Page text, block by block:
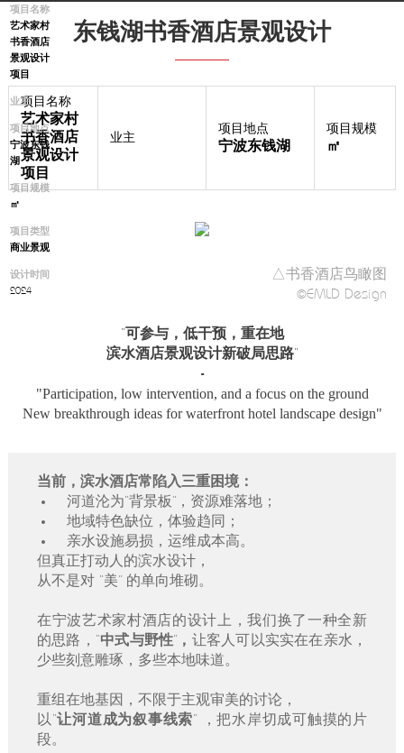
东钱湖书香酒店景观设计
项目名称
艺术家村
书香酒店
景观设计
项目
业主
项目地点
宁波东钱湖
项目规模
㎡
△书香酒店鸟瞰图
©EMLD Design
“可参与，低干预，重在地
滨水酒店景观设计新破局思路”
-
"Participation, low intervention, and a focus on the ground
New breakthrough ideas for waterfront hotel landscape design"
当前，滨水酒店常陷入三重困境：
河道沦为“背景板”，资源难落地；
地域特色缺位，体验趋同；
亲水设施易损，运维成本高。
但真正打动人的滨水设计，
从不是对 “美” 的单向堆砌。
在宁波艺术家村酒店的设计上，我们换了一种全新
的思路， “中式与野性”， 让客人可以实实在在亲水，
少些刻意雕琢，多些本地味道。
重组在地基因，不限于主观审美的讨论，
以“让河道成为叙事线索” ，把水岸切成可触摸的片
段。
项目名称
艺术家村
书香酒店
景观设计
项目
业主
项目地点
宁波东钱
湖
项目规模
㎡
项目类型
商业景观
设计时间
2024